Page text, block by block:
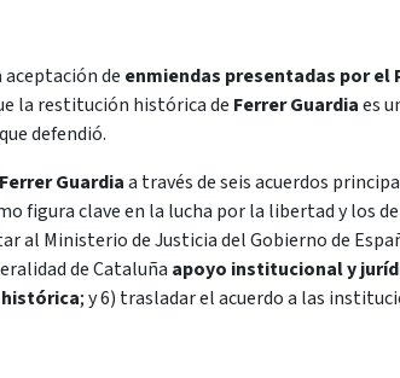
de enmiendas presentadas por
la restitución histórica de Ferrer Guardiaes
defendió.
Guardiaa través de seis acuerdos
figura clave en la lucha por la libertad y los
al Ministerio de Justicia del Gobierno de
de Cataluña apoyo institucional y
; y 6) trasladar el acuerdo a las